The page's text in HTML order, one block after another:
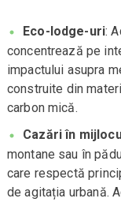
Eco-lodge-uri:
concentrează pe
impactului asupra
construite din
carbon mică.
Cazări în
montane sau în
care respectă
de agitația urbană.